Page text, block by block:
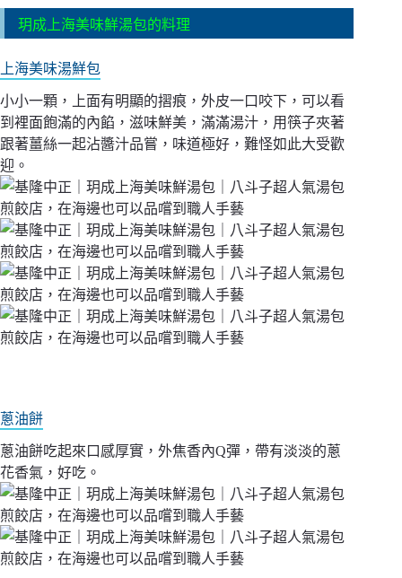
玥成上海美味鮮湯包的料理
上海美味湯鮮包
小小一顆，上面有明顯的摺痕，外皮一口咬下，可以看
到裡面飽滿的內餡，滋味鮮美，滿滿湯汁，用筷子夾著
跟著薑絲一起沾醬汁品嘗，味道極好，難怪如此大受歡
迎。
蔥油餅
蔥油餅吃起來口感厚實，外焦香內Q彈，帶有淡淡的蔥
花香氣，好吃。